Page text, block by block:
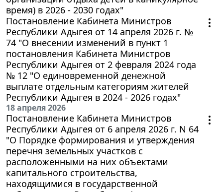
время) в 2026 - 2030 годах"
Постановление Кабинета Министров
Республики Адыгея от 14 апреля 2026 г. №
74 "О внесении изменений в пункт 1
постановления Кабинета Министров
Республики Адыгея от 2 февраля 2024 года
№ 12 "О единовременной денежной
выплате отдельным категориям жителей
Республики Адыгея в 2024 - 2026 годах"
18 апреля 2026
Постановление Кабинета Министров
Республики Адыгея от 6 апреля 2026 г. N 64
"О Порядке формирования и утверждения
перечня земельных участков с
расположенными на них объектами
капитального строительства,
находящимися в государственной